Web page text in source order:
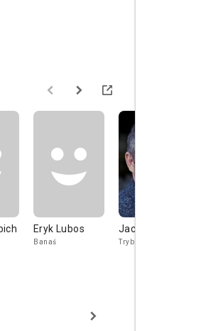
Eryk Lubos
Banaś
Jacek Braciak
Trybus